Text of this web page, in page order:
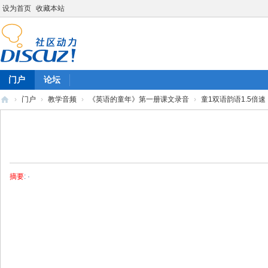
设为首页 收藏本站
门户 论坛
› 门户 › 教学音频 › 《英语的童年》第一册课文录音 › 童1双语韵语1.5倍速
摘要: ·